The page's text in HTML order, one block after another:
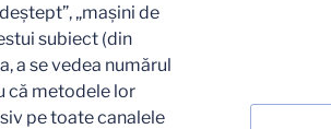
„maşini de
subiect (din
a se vedea numărul
că metodele lor
pe toate canalele